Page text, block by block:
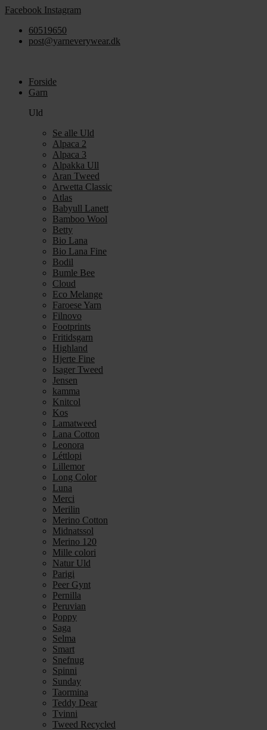
Videre
indhold
Facebook Instagram
60519650
post@yarneverywear.dk
Forside
Garn
Uld
Se alle Uld
Alpaca 2
Alpaca 3
Alpakka Ull
Aran Tweed
Arwetta Classic
Atlas
Babyull Lanett
Bamboo Wool
Betty
Bio Lana
Bio Lana Fine
Bodil
Bumle Bee
Cloud
Eco Melange
Faroese Yarn
Filnovo
Footprints
Fritidsgarn
Highland
Hjerte Fine
Isager Tweed
Jensen
kamma
Knitcol
Kos
Lamatweed
Lana Cotton
Leonora
Léttlopi
Lillemor
Long Color
Luna
Merci
Merilin
Merino Cotton
Midnatssol
Merino 120
Mille colori
Natur Uld
Parigi
Peer Gynt
Pernilla
Peruvian
Poppy
Saga
Selma
Smart
Snefnug
Spinni
Sunday
Taormina
Teddy Dear
Tvinni
Tweed Recycled